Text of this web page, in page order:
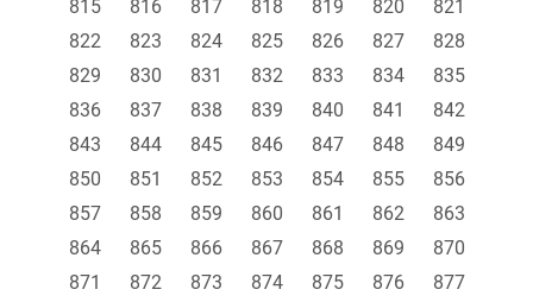
815
816 817 818 819 820
821
822
823 824 825 826 827
828
829
830 831 832 833 834
835
836
837 838 839 840 841
842
843
844 845 846 847 848
849
850
851 852 853 854 855
856
857
858 859 860 861 862
863
864
865 866 867 868 869
870
871
872 873 874 875 876
877